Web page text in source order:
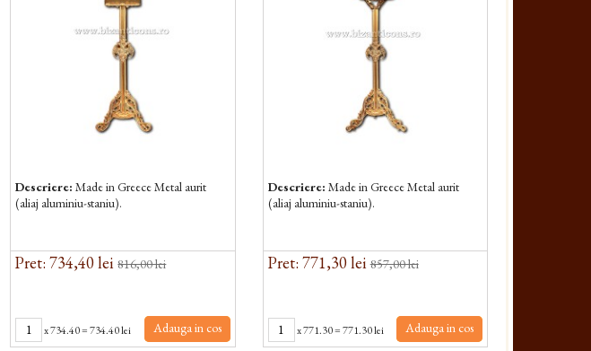
Descriere:Made in Greece Metal aurit
(aliaj aluminiu-staniu).
Pret: 734,40 lei 816,00 lei
x734.40=734.40 lei Adauga in cos
Descriere: Made in Greece Metal aurit
(aliaj aluminiu-staniu).
Pret: 771,30 lei 857,00 lei
x771.30=771.30 lei Adauga in cos